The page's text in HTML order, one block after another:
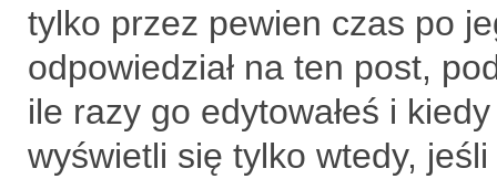
tylko przez pewien czas po
odpowiedział na ten post,
ile razy go edytowałeś i
wyświetli się tylko wtedy,